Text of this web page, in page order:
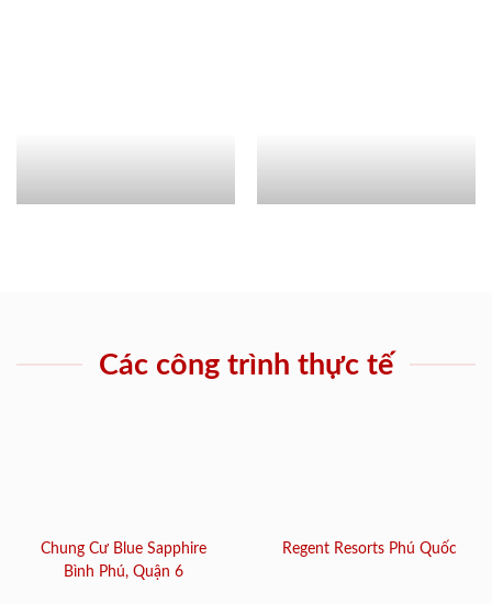
Các công trình thực tế
Chung Cư Blue Sapphire
Bình Phú, Quận 6
Regent Resorts Phú Quốc